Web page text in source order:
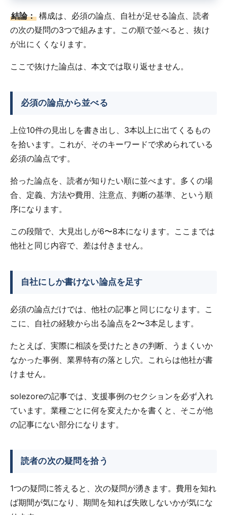
結論： 構成は、必須の論点、自社が足せる論点、読者
の次の疑問の3つで組みます。この順で並べると、抜け
が出にくくなります。
ここで抜けた論点は、本文では取り返せません。
必須の論点から並べる
上位10件の見出しを書き出し、3本以上に出てくるもの
を拾います。これが、そのキーワードで求められている
必須の論点です。
拾った論点を、読者が知りたい順に並べます。多くの場
合、定義、方法や費用、注意点、判断の基準、という順
序になります。
この段階で、大見出しが6〜8本になります。ここまでは
他社と同じ内容で、差は付きません。
自社にしか書けない論点を足す
必須の論点だけでは、他社の記事と同じになります。こ
こに、自社の経験から出る論点を2〜3本足します。
たとえば、実際に相談を受けたときの判断、うまくいか
なかった事例、業界特有の落とし穴。これらは他社が書
けません。
solezoreの記事では、支援事例のセクションを必ず入れ
ています。業種ごとに何を変えたかを書くと、そこが他
の記事にない部分になります。
読者の次の疑問を拾う
1つの疑問に答えると、次の疑問が湧きます。費用を知れ
ば期間が気になり、期間を知れば失敗しないかが気にな